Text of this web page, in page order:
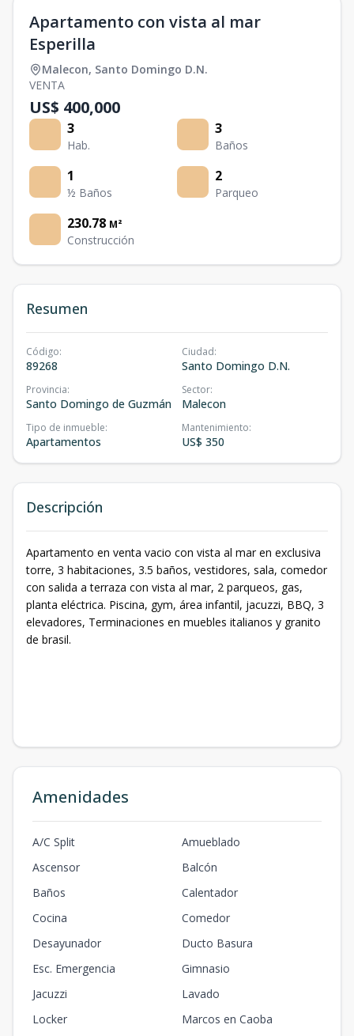
Apartamento con vista al mar
Esperilla
Malecon, Santo Domingo D.N.
VENTA
US$ 400,000
3
Hab.
3
Baños
1
½ Baños
2
Parqueo
230.78 M²
Construcción
Resumen
Código:
89268
Ciudad:
Santo Domingo D.N.
Provincia:
Santo Domingo de Guzmán
Sector:
Malecon
Tipo de inmueble:
Apartamentos
Mantenimiento:
US$ 350
Descripción
Apartamento en venta vacio con vista al mar en exclusiva
torre, 3 habitaciones, 3.5 baños, vestidores, sala, comedor
con salida a terraza con vista al mar, 2 parqueos, gas,
planta eléctrica. Piscina, gym, área infantil, jacuzzi, BBQ, 3
elevadores, Terminaciones en muebles italianos y granito
de brasil.
Amenidades
A/C Split
Amueblado
Ascensor
Balcón
Baños
Calentador
Cocina
Comedor
Desayunador
Ducto Basura
Esc. Emergencia
Gimnasio
Jacuzzi
Lavado
Locker
Marcos en Caoba